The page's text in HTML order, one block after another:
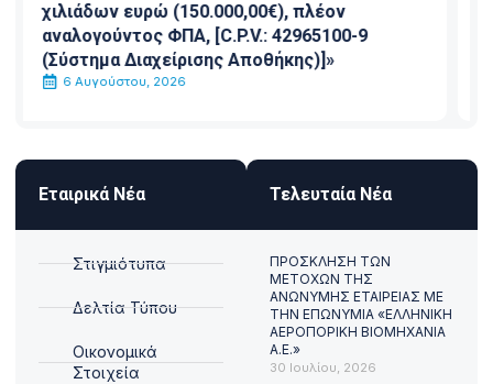
4 Αυγούστου, 2026
Εταιρικά Νέα
Στιγμιότυπα
Δελτία Τύπου
Οικονομικά
Στοιχεία
Τελευταία Νέα
ΠΡΟΣΚΛΗΣΗ ΤΩΝ
ΜΕΤΟΧΩΝ ΤΗΣ
ΑΝΩΝΥΜΗΣ ΕΤΑΙΡΕΙΑΣ ΜΕ
ΤΗΝ ΕΠΩΝΥΜΙΑ «ΕΛΛΗΝΙΚΗ
ΑΕΡΟΠΟΡΙΚΗ ΒΙΟΜΗΧΑΝΙΑ
Α.Ε.»
30 Ιουλίου, 2026